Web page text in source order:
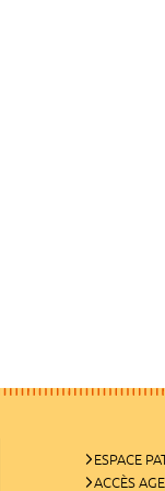
ESPACE
ACCÈS